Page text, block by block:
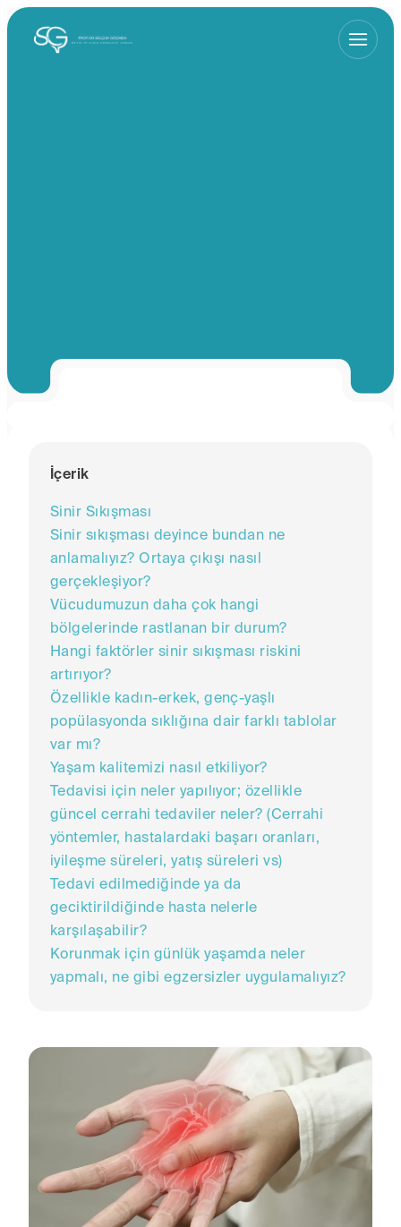
İçerik
Sinir Sıkışması
Sinir sıkışması deyince bundan ne
anlamalıyız? Ortaya çıkışı nasıl
gerçekleşiyor?
Vücudumuzun daha çok hangi
bölgelerinde rastlanan bir durum?
Hangi faktörler sinir sıkışması riskini
artırıyor?
Özellikle kadın-erkek, genç-yaşlı
popülasyonda sıklığına dair farklı tablolar
var mı?
Yaşam kalitemizi nasıl etkiliyor?
Tedavisi için neler yapılıyor; özellikle
güncel cerrahi tedaviler neler? (Cerrahi
yöntemler, hastalardaki başarı oranları,
iyileşme süreleri, yatış süreleri vs)
Tedavi edilmediğinde ya da
geciktirildiğinde hasta nelerle
karşılaşabilir?
Korunmak için günlük yaşamda neler
yapmalı, ne gibi egzersizler uygulamalıyız?